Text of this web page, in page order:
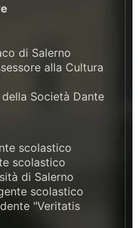
di Salerno
alla Cultura
Società Dante
scolastico
scolastico
di Salerno
scolastico
"Veritatis